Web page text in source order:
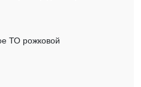
ТО рожковой